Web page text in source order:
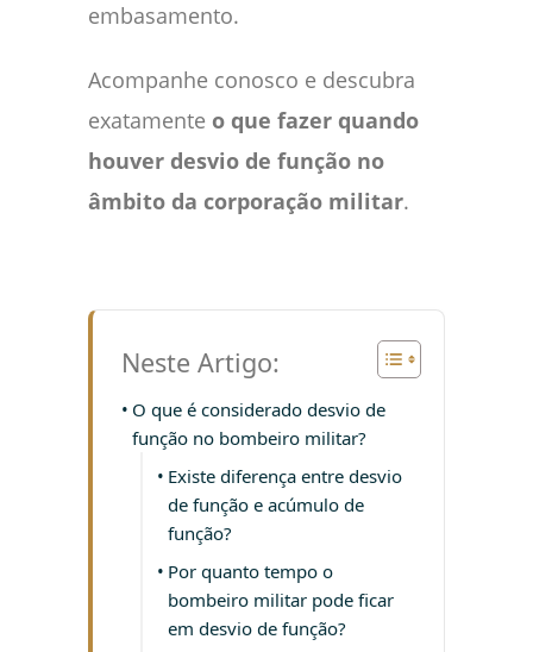
embasamento.
Acompanhe conosco e descubra
exatamente o que fazer quando
houver desvio de função no
âmbito da corporação militar.
Neste Artigo:
O que é considerado desvio de
função no bombeiro militar?
Existe diferença entre desvio
de função e acúmulo de
função?
Por quanto tempo o
bombeiro militar pode ficar
em desvio de função?